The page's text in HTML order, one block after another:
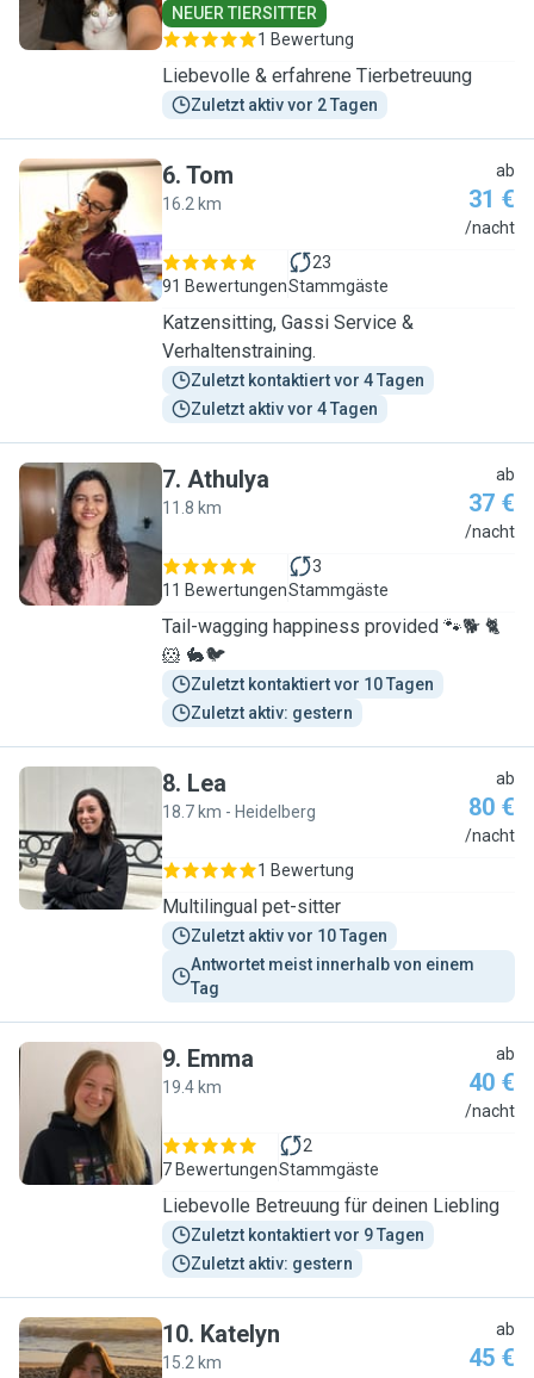
NEUER TIERSITTER
1 Bewertung
Liebevolle & erfahrene Tierbetreuung
Zuletzt aktiv vor 2 Tagen
T
6. Tom
16.2 km
ab
31 €
/nacht
91 Bewertungen
23
Stammgäste
Katzensitting, Gassi Service &
Verhaltenstraining.
Zuletzt kontaktiert vor 4 Tagen
Zuletzt aktiv vor 4 Tagen
A
7. Athulya
11.8 km
ab
37 €
/nacht
11 Bewertungen
3
Stammgäste
Tail-wagging happiness provided 🐾🐕 🐈
🐹 🐇🐦
Zuletzt kontaktiert vor 10 Tagen
Zuletzt aktiv: gestern
L
8. Lea
18.7 km - Heidelberg
ab
80 €
/nacht
1 Bewertung
Multilingual pet-sitter
Zuletzt aktiv vor 10 Tagen
Antwortet meist innerhalb von einem
Tag
E
9. Emma
19.4 km
ab
40 €
/nacht
7 Bewertungen
2
Stammgäste
Liebevolle Betreuung für deinen Liebling
Zuletzt kontaktiert vor 9 Tagen
Zuletzt aktiv: gestern
10. Katelyn
15.2 km
ab
45 €